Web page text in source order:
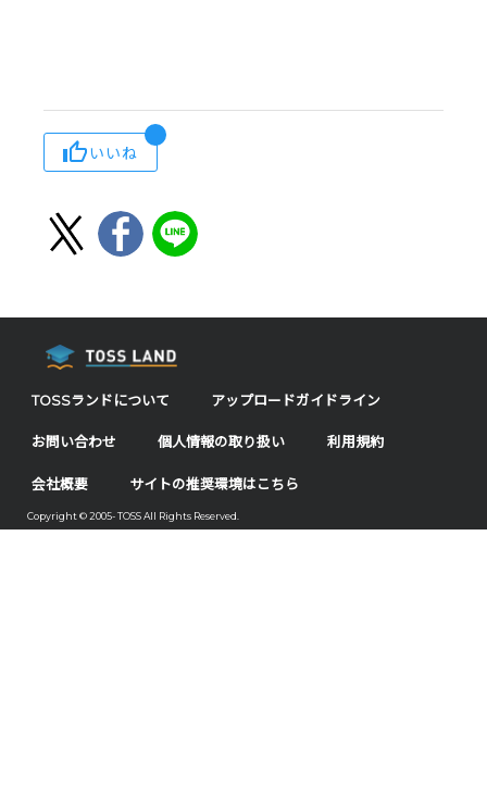
いいね
TOSSランドについて アップロードガイドライン
お問い合わせ 個人情報の取り扱い 利用規約
会社概要 サイトの推奨環境はこちら
Copyright © 2005- TOSS All Rights Reserved.